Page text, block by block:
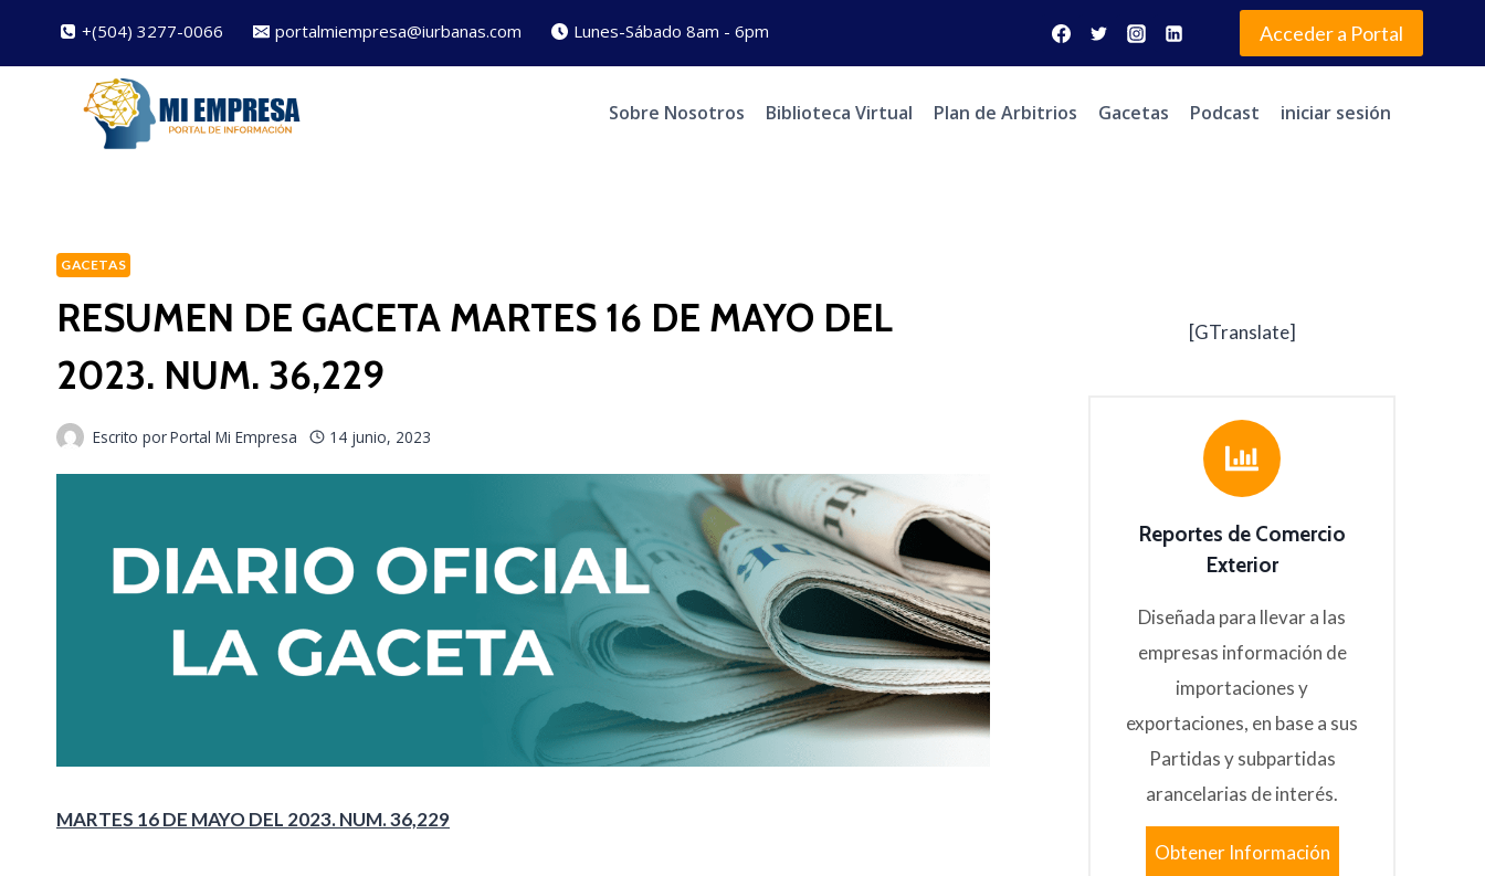
+(504) 3277-0066 portalmiempresa@iurbanas.com Lunes-Sábado 8am - 6pm Acceder a Portal
Sobre Nosotros Biblioteca Virtual Plan de Arbitrios Gacetas Podcast iniciar sesión
GACETAS
RESUMEN DE GACETA MARTES 16 DE MAYO DEL
2023. NUM. 36,229
Escrito porPortal Mi Empresa 14 junio, 2023
MARTES 16 DE MAYO DEL 2023. NUM. 36,229
[GTranslate]
Reportes de Comercio
Exterior
Diseñada para llevar a las
empresas información de
importaciones y
exportaciones, en base a sus
Partidas y subpartidas
arancelarias de interés.
Obtener Información